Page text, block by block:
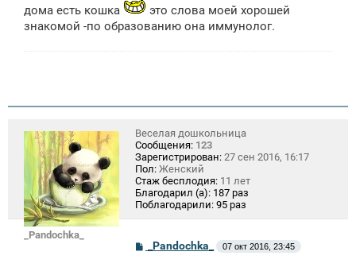
дома есть кошка
это слова моей хорошей
знакомой -по образованию она иммунолог.
_Pandochka_
Веселая дошкольница
Сообщения: 123
Зарегистрирован: 27 сен 2016, 16:17
Пол: Женский
Стаж бесплодия: 11 лет
Благодарил (а): 187 раз
Поблагодарили: 95 раз
_Pandochka_ 07 окт 2016, 23:45